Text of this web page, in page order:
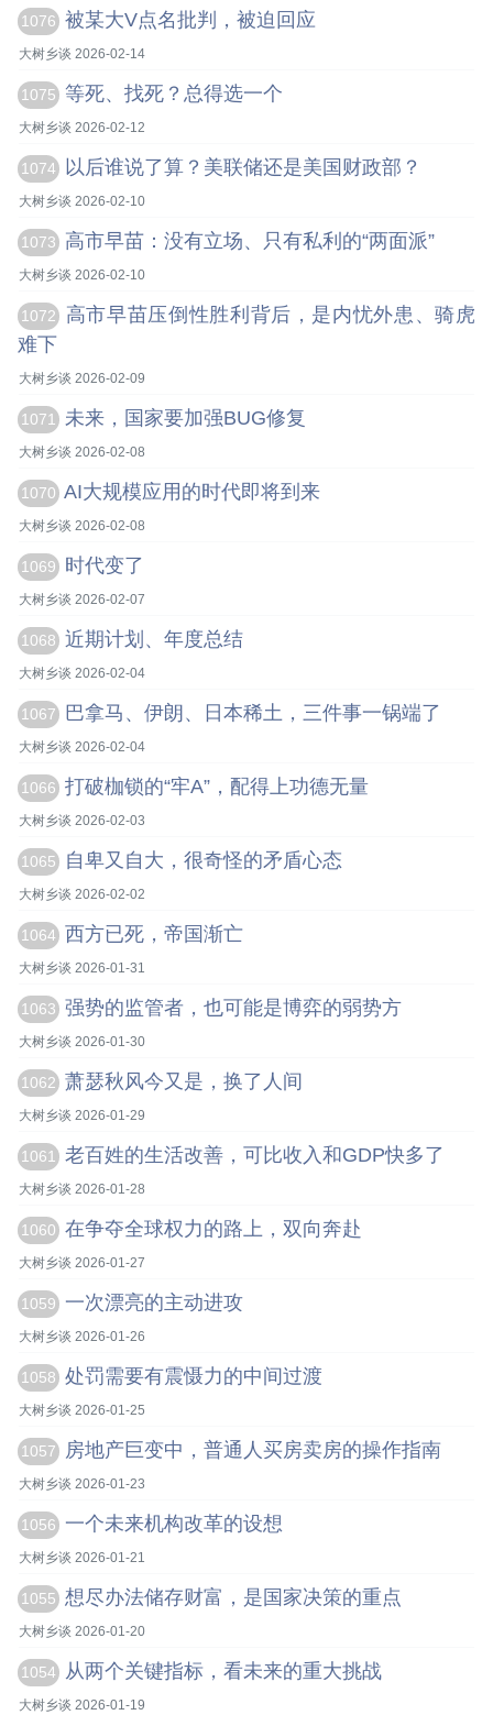
1076 被某大V点名批判，被迫回应
大树乡谈 2026-02-14
1075 等死、找死？总得选一个
大树乡谈 2026-02-12
1074 以后谁说了算？美联储还是美国财政部？
大树乡谈 2026-02-10
1073 高市早苗：没有立场、只有私利的“两面派”
大树乡谈 2026-02-10
1072
高市早苗压倒性胜利背后，是内忧外患、骑虎
难下
大树乡谈 2026-02-09
1071 未来，国家要加强BUG修复
大树乡谈 2026-02-08
1070 AI大规模应用的时代即将到来
大树乡谈 2026-02-08
1069 时代变了
大树乡谈 2026-02-07
1068 近期计划、年度总结
大树乡谈 2026-02-04
1067 巴拿马、伊朗、日本稀土，三件事一锅端了
大树乡谈 2026-02-04
1066 打破枷锁的“牢A”，配得上功德无量
大树乡谈 2026-02-03
1065 自卑又自大，很奇怪的矛盾心态
大树乡谈 2026-02-02
1064 西方已死，帝国渐亡
大树乡谈 2026-01-31
1063 强势的监管者，也可能是博弈的弱势方
大树乡谈 2026-01-30
1062 萧瑟秋风今又是，换了人间
大树乡谈 2026-01-29
1061 老百姓的生活改善，可比收入和GDP快多了
大树乡谈 2026-01-28
1060 在争夺全球权力的路上，双向奔赴
大树乡谈 2026-01-27
1059 一次漂亮的主动进攻
大树乡谈 2026-01-26
1058 处罚需要有震慑力的中间过渡
大树乡谈 2026-01-25
1057 房地产巨变中，普通人买房卖房的操作指南
大树乡谈 2026-01-23
1056 一个未来机构改革的设想
大树乡谈 2026-01-21
1055 想尽办法储存财富，是国家决策的重点
大树乡谈 2026-01-20
1054 从两个关键指标，看未来的重大挑战
大树乡谈 2026-01-19